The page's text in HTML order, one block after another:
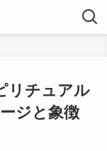
リチュアル
ジと象徴